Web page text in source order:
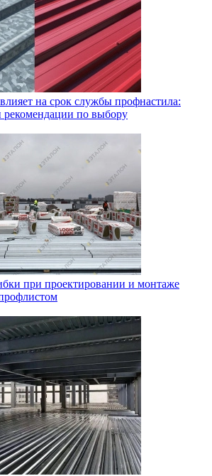
на срок службы профнастила:
рекомендации по выбору
при проектировании и монтаже